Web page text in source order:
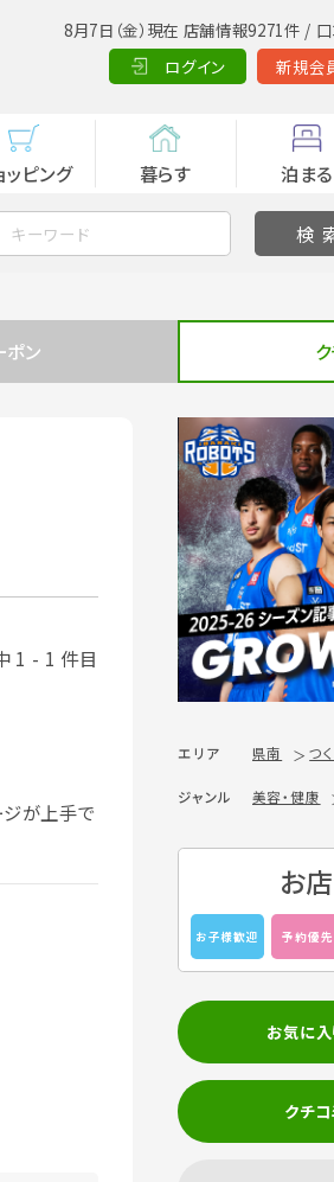
8月7日（金）現在 店舗情報9271件 /
ログイン
新規会
ッピング 暮らす 泊まる
ポン
1 - 1 件目
ジが上手で
エリア 県南 つ
ジャンル 美容・健康
お
お子様歓迎 予約優先
お気に
クチ